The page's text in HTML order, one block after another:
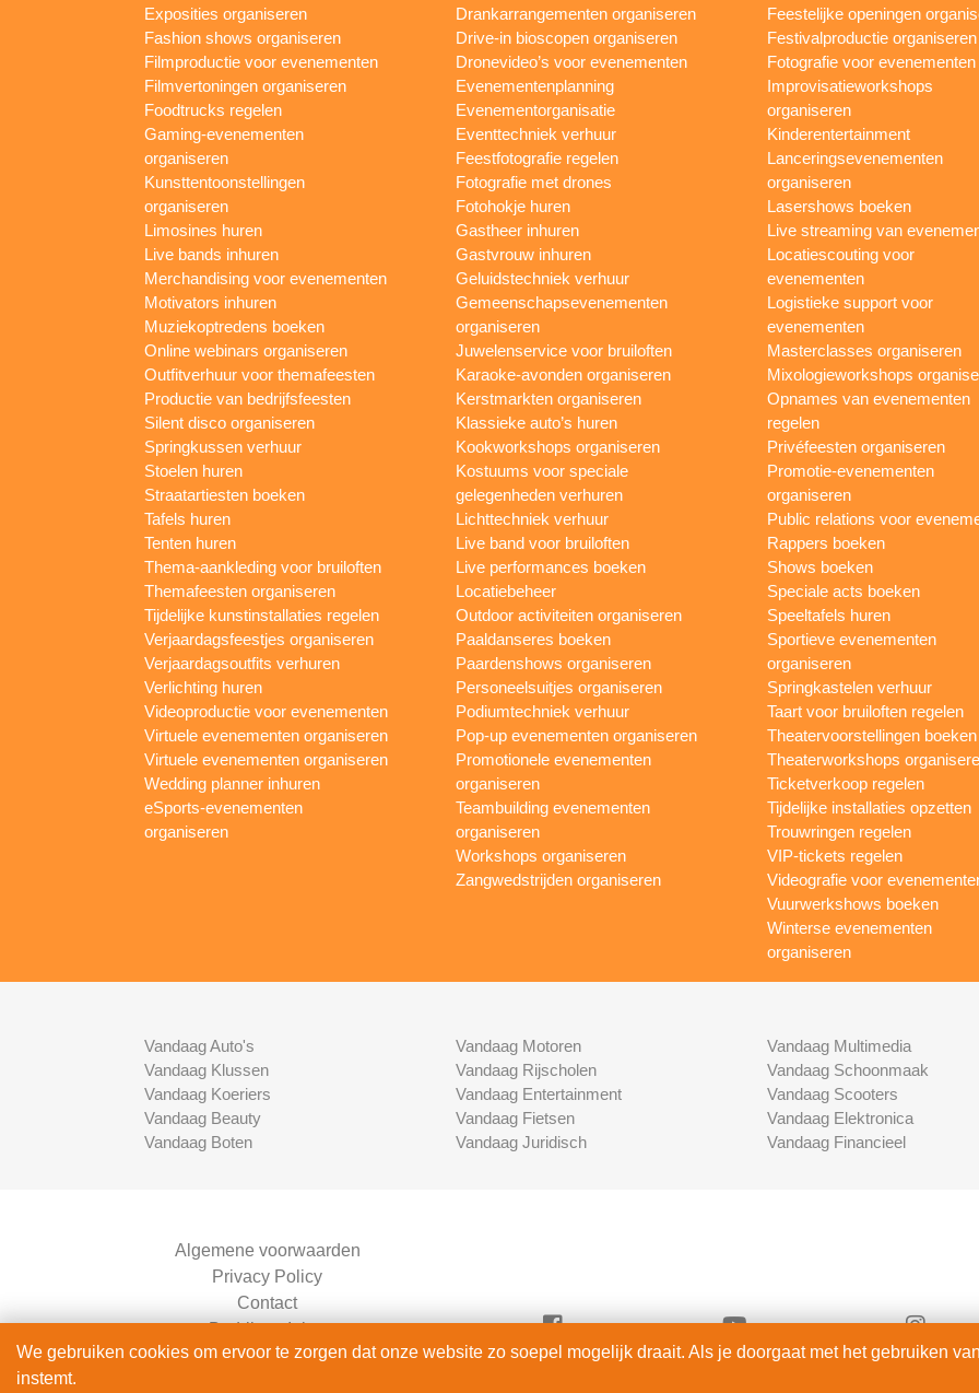
Exposities organiseren
Fashion shows organiseren
Filmproductie voor evenementen
Filmvertoningen organiseren
Foodtrucks regelen
Gaming-evenementen
organiseren
Kunsttentoonstellingen
organiseren
Limosines huren
Live bands inhuren
Merchandising voor evenementen
Motivators inhuren
Muziekoptredens boeken
Online webinars organiseren
Outfitverhuur voor themafeesten
Productie van bedrijfsfeesten
Silent disco organiseren
Springkussen verhuur
Stoelen huren
Straatartiesten boeken
Tafels huren
Tenten huren
Thema-aankleding voor bruiloften
Themafeesten organiseren
Tijdelijke kunstinstallaties regelen
Verjaardagsfeestjes organiseren
Verjaardagsoutfits verhuren
Verlichting huren
Videoproductie voor evenementen
Virtuele evenementen organiseren
Virtuele evenementen organiseren
Wedding planner inhuren
eSports-evenementen
organiseren
Drankarrangementen organiseren
Drive-in bioscopen organiseren
Dronevideo’s voor evenementen
Evenementenplanning
Evenementorganisatie
Eventtechniek verhuur
Feestfotografie regelen
Fotografie met drones
Fotohokje huren
Gastheer inhuren
Gastvrouw inhuren
Geluidstechniek verhuur
Gemeenschapsevenementen
organiseren
Juwelenservice voor bruiloften
Karaoke-avonden organiseren
Kerstmarkten organiseren
Klassieke auto’s huren
Kookworkshops organiseren
Kostuums voor speciale
gelegenheden verhuren
Lichttechniek verhuur
Live band voor bruiloften
Live performances boeken
Locatiebeheer
Outdoor activiteiten organiseren
Paaldanseres boeken
Paardenshows organiseren
Personeelsuitjes organiseren
Podiumtechniek verhuur
Pop-up evenementen organiseren
Promotionele evenementen
organiseren
Teambuilding evenementen
organiseren
Workshops organiseren
Zangwedstrijden organiseren
Feestelijke openingen
Festivalproductie organiseren
Fotografie voor evenementen
Improvisatieworkshops
organiseren
Kinderentertainment
Lanceringsevenementen
organiseren
Lasershows boeken
Live streaming van
Locatiescouting voor
evenementen
Logistieke support voor
evenementen
Masterclasses organiseren
Mixologieworkshops
Opnames van evenementen
regelen
Privéfeesten organiseren
Promotie-evenementen
organiseren
Public relations voor
Rappers boeken
Shows boeken
Speciale acts boeken
Speeltafels huren
Sportieve evenementen
organiseren
Springkastelen verhuur
Taart voor bruiloften regelen
Theatervoorstellingen boeken
Theaterworkshops
Ticketverkoop regelen
Tijdelijke installaties opzetten
Trouwringen regelen
VIP-tickets regelen
Videografie voor
Vuurwerkshows boeken
Winterse evenementen
organiseren
Vandaag Auto's
Vandaag Klussen
Vandaag Koeriers
Vandaag Beauty
Vandaag Boten
Vandaag Motoren
Vandaag Rijscholen
Vandaag Entertainment
Vandaag Fietsen
Vandaag Juridisch
Vandaag Multimedia
Vandaag Schoonmaak
Vandaag Scooters
Vandaag Elektronica
Vandaag Financieel
Algemene voorwaarden
Privacy Policy
Contact
Bedrijven Inlog
We gebruiken cookies om ervoor te zorgen dat onze website zo soepel mogelijk draait. Als je doorgaat met het gebruiken
instemt.